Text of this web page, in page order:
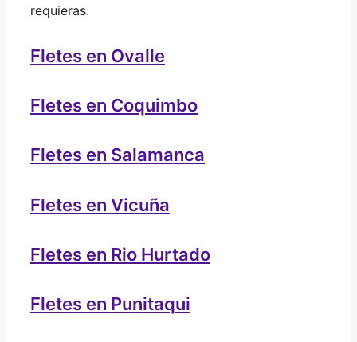
requieras.
Fletes en Ovalle
Fletes en Coquimbo
Fletes en Salamanca
Fletes en Vicuña
Fletes en Rio Hurtado
Fletes en Punitaqui